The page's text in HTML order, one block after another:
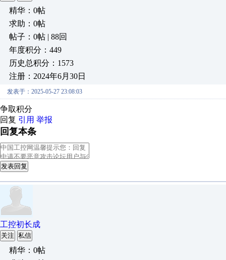
精华：0帖
求助：0帖
帖子：0帖 | 88回
年度积分：449
历史总积分：1573
注册：2024年6月30日
发表于：2025-05-27 23:08:03
争取积分
回复 引用 举报
回复本条
发表回复
工控初长成
关注 私信
精华：0帖